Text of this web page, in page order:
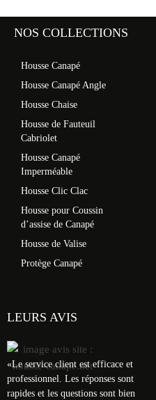
NOS COLLECTIONS
Housse Canapé
Housse Canapé Angle
Housse Chaise
Housse de Fauteuil
Cabriolet
Housse Canapé
Imperméable
Housse Clic Clac
Housse pour Coussin
d’assise de Canapé
Housse de Valise
Protège Canapé
LEURS AVIS
«Le service client est efficace et
professionnel. Les réponses sont
rapides et les questions sont bien